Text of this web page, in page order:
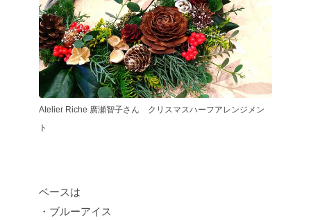
Atelier Riche 廣瀬智子さん クリスマスハーフアレンジメン
ト
ベースは
・ブルーアイス